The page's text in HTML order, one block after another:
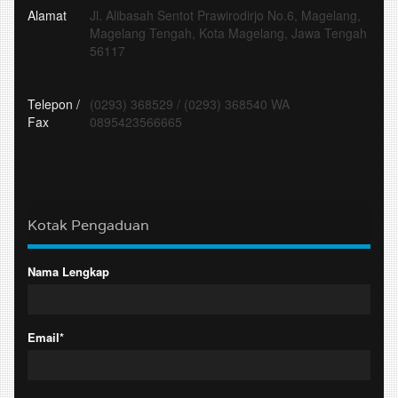
Alamat
Jl. Alibasah Sentot Prawirodirjo No.6, Magelang,
Magelang Tengah, Kota Magelang, Jawa Tengah
56117
Telepon /
Fax
(0293) 368529 / (0293) 368540 WA
0895423566665
Kotak Pengaduan
Nama Lengkap
Email*